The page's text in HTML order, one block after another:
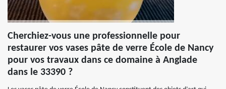
Cherchiez-vous une professionnelle pour
restaurer vos vases pâte de verre École de Nancy
pour vos travaux dans ce domaine à Anglade
dans le 33390 ?